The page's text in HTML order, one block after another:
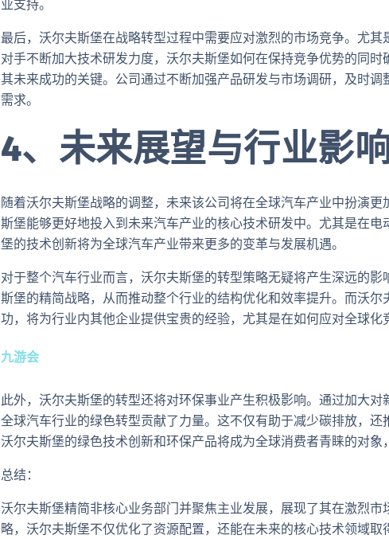
业支持。
最后，沃尔夫斯堡在战略转型过程中需要应对激烈的市场竞争。尤
对手不断加大技术研发力度，沃尔夫斯堡如何在保持竞争优势的同
其未来成功的关键。公司通过不断加强产品研发与市场调研，及时
需求。
4、未来展望与行业影
随着沃尔夫斯堡战略的调整，未来该公司将在全球汽车产业中扮演
斯堡能够更好地投入到未来汽车产业的核心技术研发中。尤其是在
堡的技术创新将为全球汽车产业带来更多的变革与发展机遇。
对于整个汽车行业而言，沃尔夫斯堡的转型策略无疑将产生深远的
斯堡的精简战略，从而推动整个行业的结构优化和效率提升。而沃
功，将为行业内其他企业提供宝贵的经验，尤其是在如何应对全球化
九游会
此外，沃尔夫斯堡的转型还将对环保事业产生积极影响。通过加大
全球汽车行业的绿色转型贡献了力量。这不仅有助于减少碳排放，还
沃尔夫斯堡的绿色技术创新和环保产品将成为全球消费者青睐的对象
总结：
沃尔夫斯堡精简非核心业务部门并聚焦主业发展，展现了其在激烈
略，沃尔夫斯堡不仅优化了资源配置，还能在未来的核心技术领域